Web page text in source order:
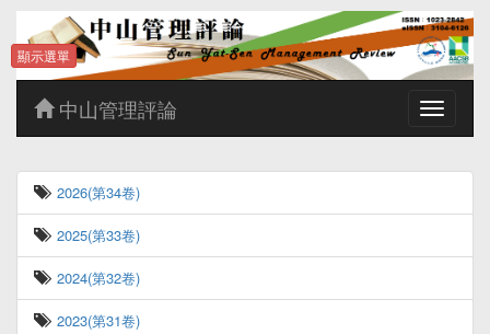
Toggle
中山管理評論
2026(第34卷)
2025(第33卷)
2024(第32卷)
2023(第31卷)
顯示選單